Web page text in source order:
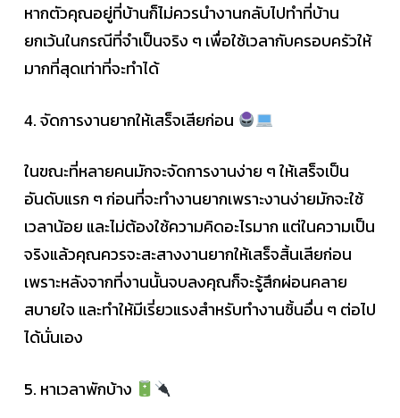
หากตัวคุณอยู่ที่บ้านก็ไม่ควรนำงานกลับไปทำที่บ้าน
ยกเว้นในกรณีที่จำเป็นจริง ๆ เพื่อใช้เวลากับครอบครัวให้
มากที่สุดเท่าที่จะทำได้
4. จัดการงานยากให้เสร็จเสียก่อน
ในขณะที่หลายคนมักจะจัดการงานง่าย ๆ ให้เสร็จเป็น
อันดับแรก ๆ ก่อนที่จะทำงานยากเพราะงานง่ายมักจะใช้
เวลาน้อย และไม่ต้องใช้ความคิดอะไรมาก แต่ในความเป็น
จริงแล้วคุณควรจะสะสางงานยากให้เสร็จสิ้นเสียก่อน
เพราะหลังจากที่งานนั้นจบลงคุณก็จะรู้สึกผ่อนคลาย
สบายใจ และทำให้มีเรี่ยวแรงสำหรับทำงานชิ้นอื่น ๆ ต่อไป
ได้นั่นเอง
5. หาเวลาพักบ้าง